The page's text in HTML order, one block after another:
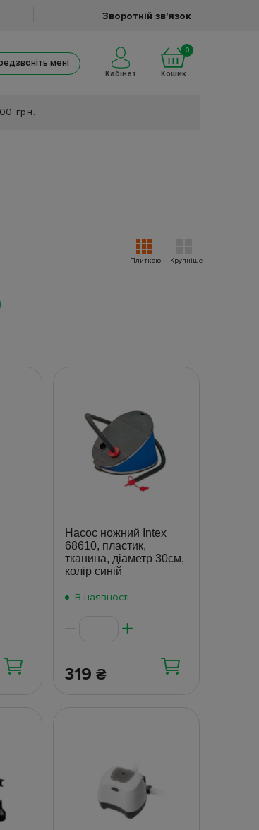
Зворотній зв'язок
мені
Кабінет
0
Кошик
грн.
Плиткою Крупніше
Насос ножний Intex
68610, пластик,
тканина, діаметр 30см,
колір синій
В наявності
319₴